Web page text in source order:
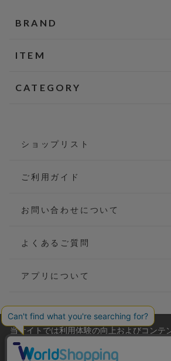
BRAND
ITEM
CATEGORY
ショップリスト
ご利用ガイド
お問い合わせについて
よくあるご質問
アプリについて
会社概要
ご利用規約
当サイトでは利用体験の向上およびコンテ
ラフィックの分析を目的としてCookieを使
サイトの閲覧を継続された場合、Cookie